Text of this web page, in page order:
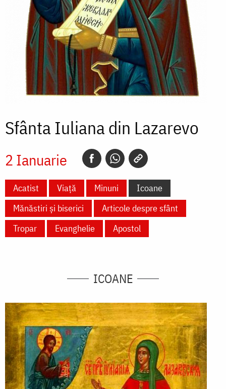
Sfânta Iuliana din Lazarevo
2 Ianuarie
Acatist Viață Minuni
Icoane
Mănăstiri și biserici
Articole despre sfânt
Tropar
Evanghelie Apostol
ICOANE